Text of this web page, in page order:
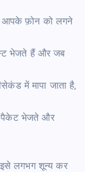
आपके फ़ोन को लगने
भेजते हैं और जब
में मापा जाता है,
पैकेट भेजते और
लगभग शून्य कर